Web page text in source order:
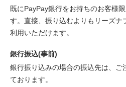
既にPayPay銀行をお持ちのお客様
す。直接、振り込むよりもリーズナ
利用いただけます。
銀行振込(事前)
銀行振り込みの場合の振込先は、ご
ております。